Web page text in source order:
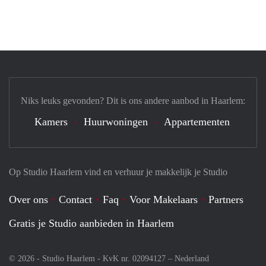
Op Studio Haarlem vind en verhuur je makkelijk je Studio
Over ons Contact Faq Voor Makelaars
Partners
Gratis je Studio aanbieden in Haarlem
© 2026 - Studio Haarlem - KvK nr. 02094127 – Nederland
Niks leuks gevonden? Dit is ons andere aanbod in Haarlem:
Kamers Huurwoningen Appartementen